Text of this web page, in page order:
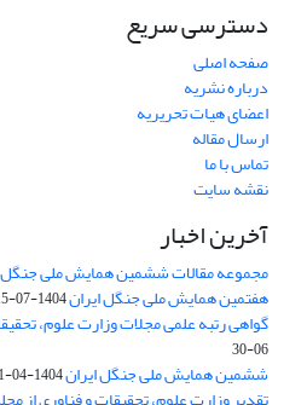
دسترسی سریع
صفحه اصلی
درباره نشریه
اعضای هیات تحریریه
ارسال مقاله
تماس با ما
نقشه سایت
آخرین اخبار
مجموعه مقالات ششمین همایش ملی جنگل
هفتمین همایش ملی جنگل ایران1404-07-15
گواهی رتبه علمی مجلات وزارت علوم،
06-30
ششمین همایش ملی جنگل ایران1404-04-31